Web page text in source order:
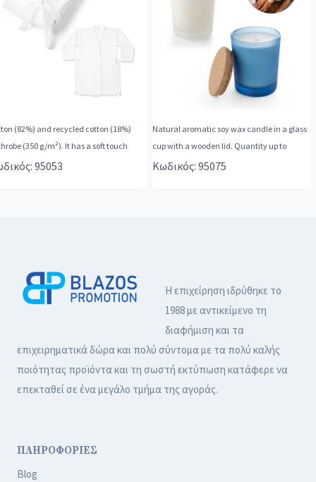
(82%) and recycled cotton (18%)
(350 g/m²). It has a soft touch
95053
Natural aromatic soy wax candle in a glass
cup with a wooden lid. Quantity up to
Κωδικός: 95075
Η επιχείρηση ιδρύθηκε το
1988 με αντικείμενο τη
διαφήμιση και τα
επιχειρηματικά δώρα και πολύ σύντομα με τα πολύ καλής
ποιότητας προϊόντα και τη σωστή εκτύπωση κατάφερε να
επεκταθεί σε ένα μεγάλο τμήμα της αγοράς.
ΠΛΗΡΟΦΟΡΙΕΣ
Blog